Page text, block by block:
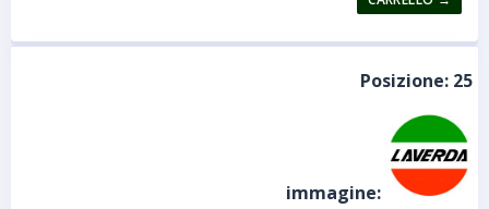
Posizione: 25
immagine: